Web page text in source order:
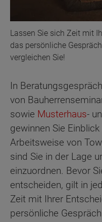
Lassen Sie sich Zeit mit
das persönliche
vergleichen Sie!
In
von
sowie Musterhaus-
gewinnen Sie
Arbeitsweise von
sind Sie in der Lage
einzuordnen. Bevor
entscheiden, gilt in
Zeit mit Ihrer
persönliche